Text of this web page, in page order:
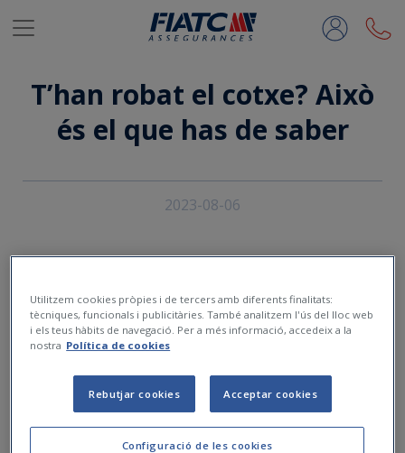
Salta al contingut principal
T’han robat el cotxe? Això
és el que has de saber
2023-08-06
Utilitzem cookies pròpies i de tercers amb diferents finalitats:
tècniques, funcionals i publicitàries. També analitzem l'ús del lloc web
i els teus hàbits de navegació. Per a més informació, accedeix a la
nostra Política de cookies
Configuració de les cookies
Rebutjar cookies Acceptar cookies